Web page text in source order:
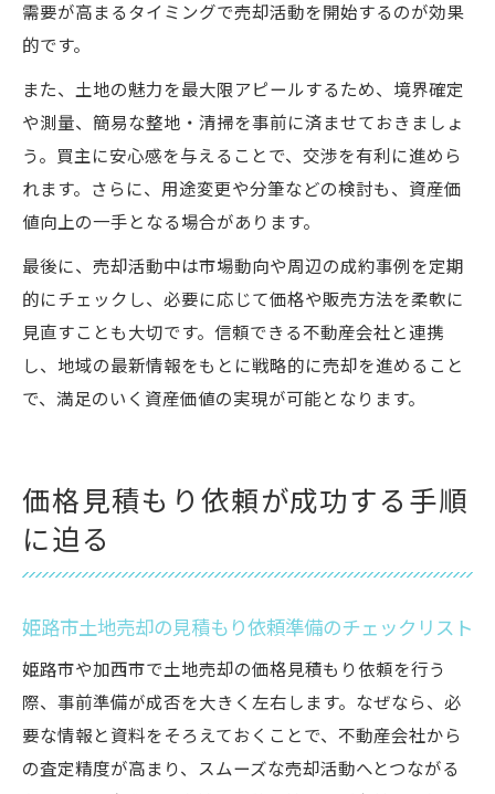
需要が高まるタイミングで売却活動を開始するのが効果
的です。
また、土地の魅力を最大限アピールするため、境界確定
や測量、簡易な整地・清掃を事前に済ませておきましょ
う。買主に安心感を与えることで、交渉を有利に進めら
れます。さらに、用途変更や分筆などの検討も、資産価
値向上の一手となる場合があります。
最後に、売却活動中は市場動向や周辺の成約事例を定期
的にチェックし、必要に応じて価格や販売方法を柔軟に
見直すことも大切です。信頼できる不動産会社と連携
し、地域の最新情報をもとに戦略的に売却を進めること
で、満足のいく資産価値の実現が可能となります。
価格見積もり依頼が成功する手順
に迫る
姫路市土地売却の見積もり依頼準備のチェックリスト
姫路市や加西市で土地売却の価格見積もり依頼を行う
際、事前準備が成否を大きく左右します。なぜなら、必
要な情報と資料をそろえておくことで、不動産会社から
の査定精度が高まり、スムーズな売却活動へとつながる